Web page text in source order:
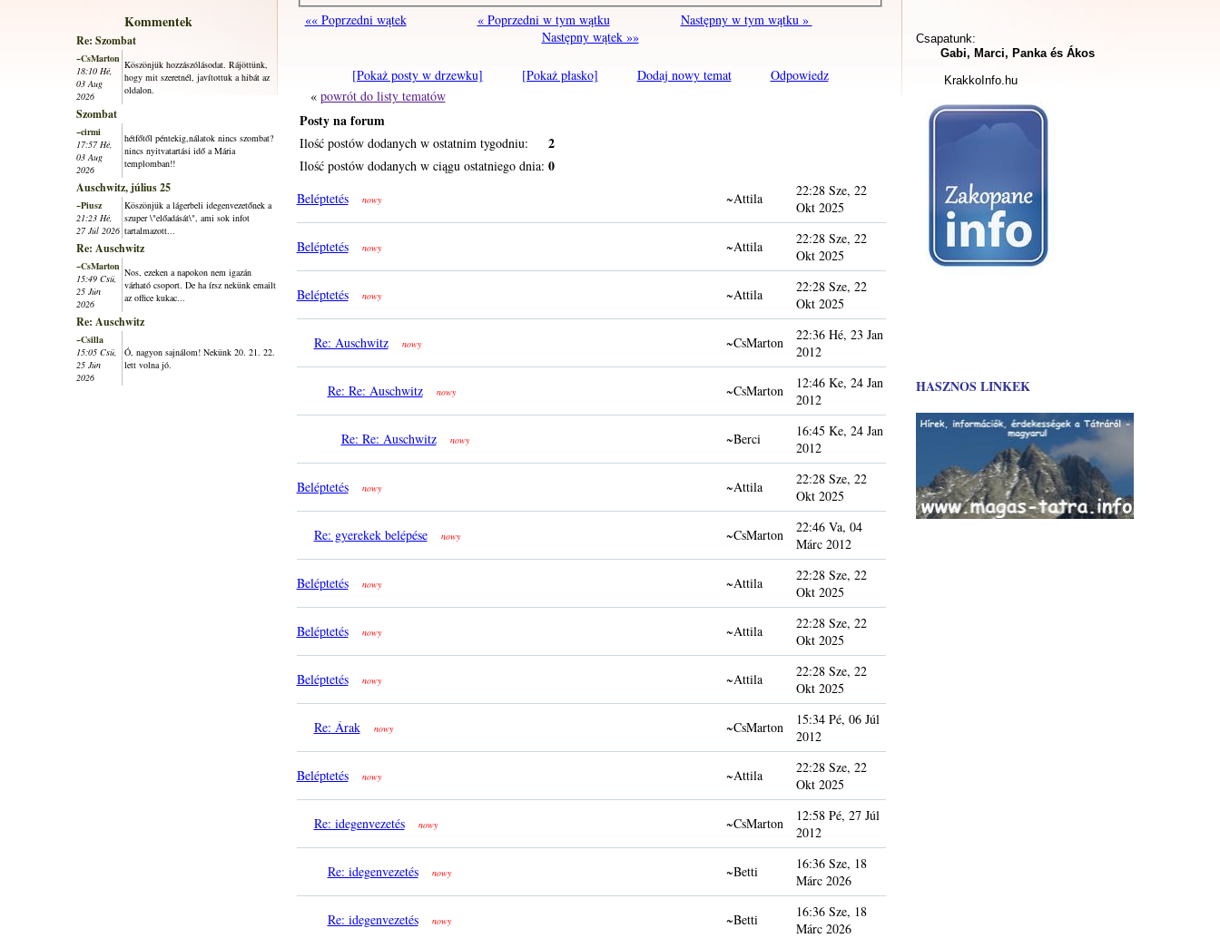
Kommentek
Re: Szombat
~CsMarton
18:10 Hé,
03 Aug
2026
Köszönjük hozzászólásodat. Rájöttünk,
hogy mit szeretnél, javítottuk a hibát az
oldalon.
Szombat
~cirmi
17:57 Hé,
03 Aug
2026
hétfőtől péntekig,nálatok nincs szombat?
nincs nyitvatartási idő a Mária
templomban!!
Auschwitz, július 25
~Piusz
21:23 Hé,
27 Júl 2026
Köszönjük a lágerbeli idegenvezetőnek a
szuper \"előadását\", ami sok infot
tartalmazott...
Re: Auschwitz
~CsMarton
15:49 Csü,
25 Jún
2026
Nos, ezeken a napokon nem igazán
várható csoport. De ha írsz nekünk emailt
az office kukac...
Re: Auschwitz
~Csilla
15:05 Csü,
25 Jún
2026
Ó, nagyon sajnálom! Nekünk 20. 21. 22.
lett volna jó.
«« Poprzedni wątek
« Poprzedni w tym wątku
Następny w tym wątku »
Następny wątek »»
[Pokaż posty w drzewku] [Pokaż płasko] Dodaj nowy temat
Odpowiedz
« powrót do listy tematów
Posty na forum
Ilość postów dodanych w ostatnim tygodniu: 2
Ilość postów dodanych w ciągu ostatniego dnia: 0
Beléptetés nowy ~Attila
22:28 Sze, 22
Okt 2025
Beléptetés nowy ~Attila
22:28 Sze, 22
Okt 2025
Beléptetés nowy ~Attila
22:28 Sze, 22
Okt 2025
Re: Auschwitz nowy ~CsMarton
22:36 Hé, 23 Jan
2012
Re: Re: Auschwitz nowy ~CsMarton
12:46 Ke, 24 Jan
2012
Re: Re: Auschwitz nowy ~Berci
16:45 Ke, 24 Jan
2012
Beléptetés nowy ~Attila
22:28 Sze, 22
Okt 2025
Re: gyerekek belépése nowy ~CsMarton
22:46 Va, 04
Márc 2012
Beléptetés nowy ~Attila
22:28 Sze, 22
Okt 2025
Beléptetés nowy ~Attila
22:28 Sze, 22
Okt 2025
Beléptetés nowy ~Attila
22:28 Sze, 22
Okt 2025
Re: Árak nowy ~CsMarton
15:34 Pé, 06 Júl
2012
Beléptetés nowy ~Attila
22:28 Sze, 22
Okt 2025
Re: idegenvezetés nowy ~CsMarton
12:58 Pé, 27 Júl
2012
Re: idegenvezetés nowy ~Betti
16:36 Sze, 18
Márc 2026
Re: idegenvezetés nowy ~Betti
16:36 Sze, 18
Márc 2026
Csapatunk:
Gabi, Marci, Panka és Ákos
KrakkoInfo.hu
HASZNOS LINKEK